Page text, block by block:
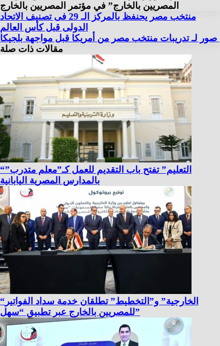
المصريين بالخارج” في مؤتمر المصريين بالخارج
منتخب مصر يحنفظ بالمركز الـ 29 فى تصنيف الاتحاد
الدولى قبل كأس العالم
مقالات ذات صلة
“التعليم” تفتح باب التقديم للعمل كـ”معلم متدرب”
بالمدارس المصرية اليابانية
“الخارجية” و”التخطيط” تطلقان خدمة سداد الفواتير
للمصريين بالخارج عبر تطبيق “سهل”